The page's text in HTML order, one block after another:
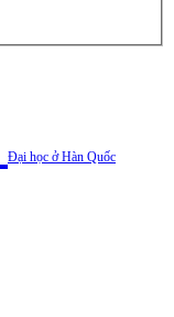
Đại học ở Hàn Quốc